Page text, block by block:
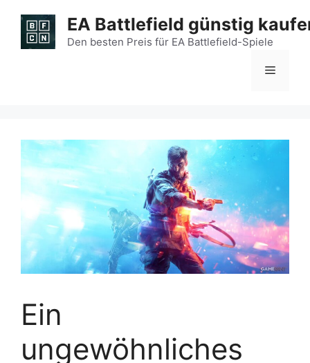
Inhalt
springen
EA Battlefield günstig
Den besten Preis für EA Battlefield-Spiele
Menü
Ein
ungewöhnliches